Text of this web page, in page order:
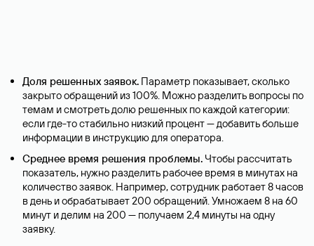
Доля решенных заявок. Параметр показывает, сколько
закрыто обращений из 100%. Можно разделить вопросы по
темам и смотреть долю решенных по каждой категории:
если где-то стабильно низкий процент — добавить больше
информации в инструкцию для оператора.
Среднее время решения проблемы. Чтобы рассчитать
показатель, нужно разделить рабочее время в минутах на
количество заявок. Например, сотрудник работает 8 часов
в день и обрабатывает 200 обращений. Умножаем 8 на 60
минут и делим на 200 — получаем 2,4 минуты на одну
заявку.